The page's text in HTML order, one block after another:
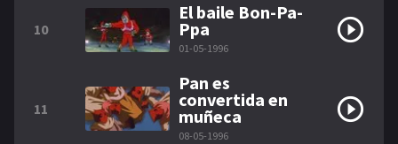
10
El baile Bon-Pa-
Ppa
01-05-1996
11
Pan es
convertida en
muñeca
08-05-1996